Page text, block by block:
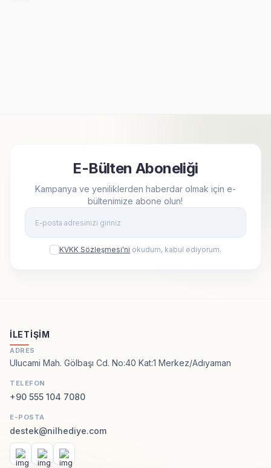
E-Bülten Aboneliği
Kampanya ve yeniliklerden haberdar olmak için e-
bültenimize abone olun!
KVKK Sözleşmesi'ni okudum, kabul ediyorum.
İLETIŞIM
ADRES
Ulucami Mah. Gölbaşı Cd. No:40 Kat:1 Merkez/Adıyaman
TELEFON
+90 555 104 7080
E-POSTA
destek@nilhediye.com
Facebook
InstagramWhatsApp